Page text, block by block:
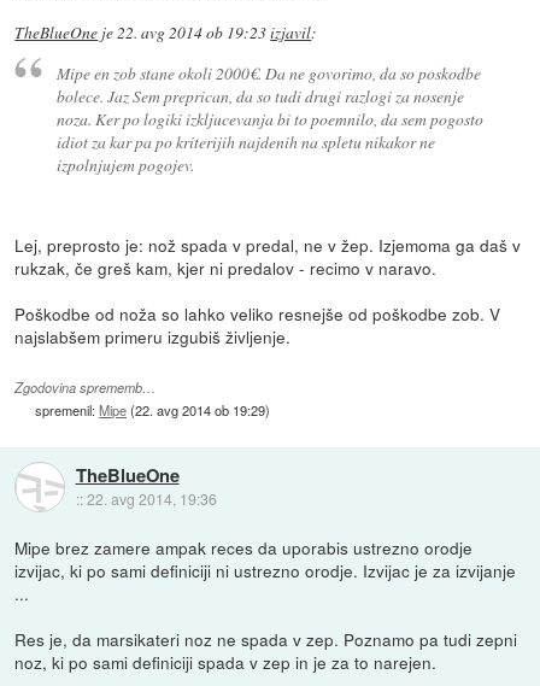
TheBlueOne je22. avg 2014 ob 19:23izjavil:
Mipe en zob stane okoli 2000€. Da ne govorimo, da so poskodbe
bolece. Jaz Sem preprican, da so tudi drugi razlogi za nosenje
noza. Ker po logiki izkljucevanja bi to poemnilo, da sem pogosto
idiot za kar pa po kriterijih najdenih na spletu nikakor ne
izpolnjujem pogojev.
Lej, preprosto je: nož spada v predal, ne v žep. Izjemoma ga daš v
rukzak, če greš kam, kjer ni predalov - recimo v naravo.
Poškodbe od noža so lahko veliko resnejše od poškodbe zob. V
najslabšem primeru izgubiš življenje.
Zgodovina sprememb…
spremenil:Mipe(22. avg 2014 ob 19:29)
TheBlueOne
::22. avg 2014, 19:36
Mipe brez zamere ampak reces da uporabis ustrezno orodje
izvijac, ki po sami definiciji ni ustrezno orodje. Izvijac je za izvijanje
...
Res je, da marsikateri noz ne spada v zep. Poznamo pa tudi zepni
noz, ki po sami definiciji spada v zep in je za to narejen.